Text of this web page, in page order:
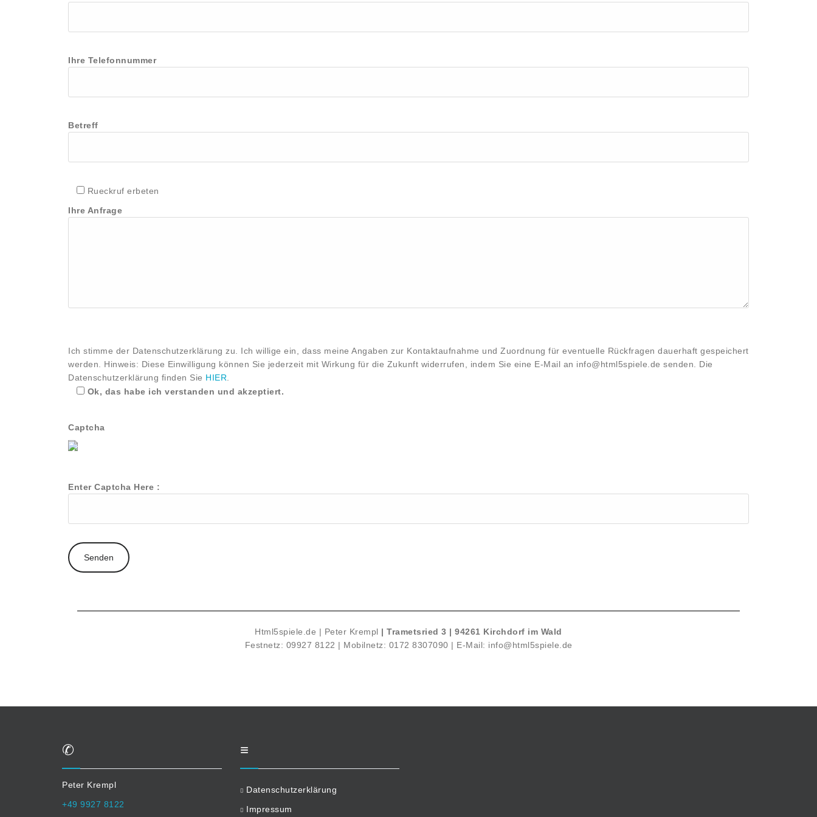
Ihre Telefonnummer
Betreff
Rueckruf erbeten
Ihre Anfrage
Ich stimme der Datenschutzerklärung zu. Ich willige ein, dass meine Angaben zur Kontaktaufnahme und Zuordnung für eventuelle Rückfragen dauerhaft gespeichert
werden. Hinweis: Diese Einwilligung können Sie jederzeit mit Wirkung für die Zukunft widerrufen, indem Sie eine E-Mail an info@html5spiele.de senden. Die
Datenschutzerklärung finden Sie HIER
Ok, das habe ich verstanden und akzeptiert.
Captcha
Enter Captcha Here :
Html5spiele.de | Peter Krempl | Trametsried 3 | 94261 Kirchdorf im Wald
Festnetz: 09927 8122 | Mobilnetz: 0172 8307090 | E-Mail: info@html5spiele.de
✆
Peter Krempl
+49 9927 8122
≡
Datenschutzerklärung
Impressum